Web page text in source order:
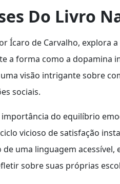
Do Livro
Ícaro de Carvalho, explora
a forma como a dopamina
visão intrigante sobre
sociais.
importância do equilíbrio
vicioso de satisfação
uma linguagem
sobre suas próprias